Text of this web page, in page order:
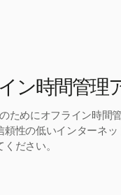
ン時間管理
ためにオフライン時間
頼性の低いインターネ
ださい。